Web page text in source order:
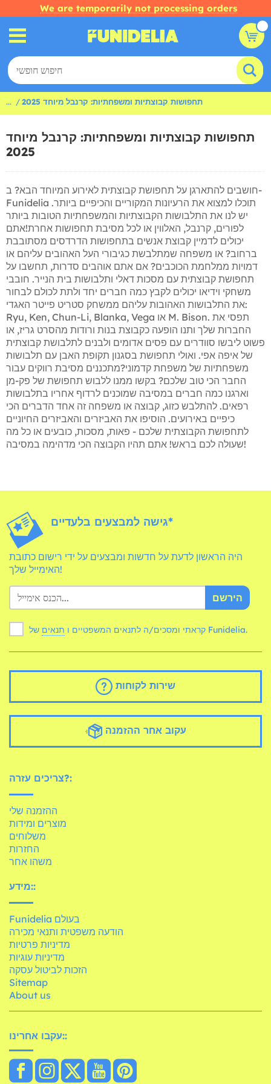
We are temporarily not processing orders
... תחפושות קבוצתיות ומשפחתיות: קרנבל מיוחד 2025
תחפושות קבוצתיות ומשפחתיות: קרנבל מיוחד
2025
חושבים להתארגן על תחפושת קבוצתית לאירוע המיוחד הבא? ב-
Funidelia תוכלו למצוא את הרעיונות המקוריים והכיפיים ביותר.
יש לנו את התלבושות הקבוצתיות והמשפחתיות הטובות ביותר
לפורים, קרנבל, האלווין או לכל מסיבת תחפושות אחרת!אתם
יכולים לדמיין קבוצת אנשים בתחפושות הדרדסים מסתובבת
ברחוב? או משפחה שמתלבשת כגיבורי העל האהובים עליהם או
דמויות ממלחמת הכוכבים? אם אתם אוהבים סדרות, תחשבו על
תחפושת קבוצתית עם מסכות דאלי ותלבושות בית הנייר. חובבי
משחקי וידיאו יכולים לקבץ כמה חברים יחד ולתת לכולם לבחור
את התלבושות האהובות עליהם ממשחק סטריט פייטר האגדי:
Ryu, Ken, Chun-Li, Blanka, Vega או M. Bison. תפסי את
החברות שלך ותנו הופעה כקבוצת בנות ורודות מהסרט גריז, או
פשוט ליבשו סוודרים עם פסים אדומים ולבנים לתלבושת קבוצתית
של איפה אפי. ואולי תחפושת בסגנון תקופת האבן עם תלבושות
משפחתיות של משפחת קדמוני?מתכננים מסיבת רווקים עבור
החבר הכי טוב שלכם? בקשו ממנו ללבוש תחפושת של פק-מן
וארגנו כמה חברים במסיבה שמוכנים לרדוף אחריו בתלבושות
רפאים. להתלבש כזוג, קבוצה או משפחה זה אחד הדברים הכי
כיפיים באירועים. הוסיפו את האביזרים והאביזרים החיוניים
לתחפושת הקבוצתית שלכם - פאות, מסכות, כובעים או כל מה
שעולה לכם בראש! אתם תהיו הקבוצה הכי מדהימה במסיבה!
גישה למבצעים בלעדיים*
היה הראשון לדעת על חדשות ומבצעים על ידי רישום כתובת
האימייל שלך!
הירשם
קראתי ומסכים/ה לתנאים המשפטיים ו תנאים של Funidelia.
שירות לקוחות
עקוב אחר ההזמנה
צריכים עזרה?:
ההזמנה שלי
מוצרים ומידות
משלוחים
החזרות
משהו אחר
מידע::
Funidelia בעולם
הודעה משפטית ותנאי מכירה
מדיניות פרטיות
מדיניות עוגיות
הזכות לביטול עסקה
Sitemap
About us
עקבו אחרינו::